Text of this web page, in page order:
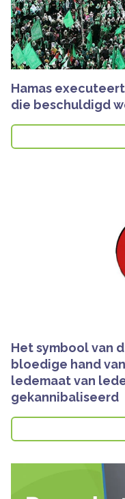
Hamas
die beschuldigd
Het symbool van
bloedige hand
ledemaat van
gekannibaliseerd